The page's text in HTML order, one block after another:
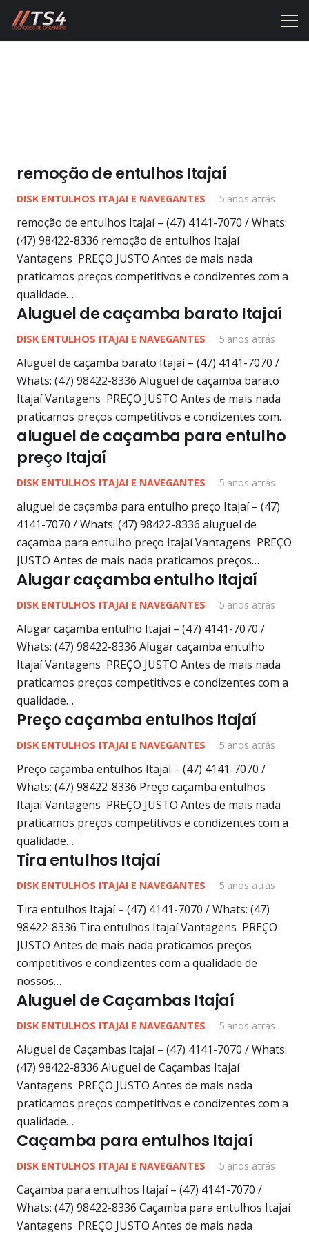
remoção de entulhos Itajaí
DISK ENTULHOS ITAJAI E NAVEGANTES 5 anos atrás
remoção de entulhos Itajaí – (47) 4141-7070 / Whats:
(47) 98422-8336 remoção de entulhos Itajaí
Vantagens PREÇO JUSTO Antes de mais nada
praticamos preços competitivos e condizentes com a
qualidade…
Aluguel de caçamba barato Itajaí
DISK ENTULHOS ITAJAI E NAVEGANTES 5 anos atrás
Aluguel de caçamba barato Itajaí – (47) 4141-7070 /
Whats: (47) 98422-8336 Aluguel de caçamba barato
Itajaí Vantagens PREÇO JUSTO Antes de mais nada
praticamos preços competitivos e condizentes com…
aluguel de caçamba para entulho
preço Itajaí
DISK ENTULHOS ITAJAI E NAVEGANTES 5 anos atrás
aluguel de caçamba para entulho preço Itajaí – (47)
4141-7070 / Whats: (47) 98422-8336 aluguel de
caçamba para entulho preço Itajaí Vantagens PREÇO
JUSTO Antes de mais nada praticamos preços…
Alugar caçamba entulho Itajaí
DISK ENTULHOS ITAJAI E NAVEGANTES 5 anos atrás
Alugar caçamba entulho Itajaí – (47) 4141-7070 /
Whats: (47) 98422-8336 Alugar caçamba entulho
Itajaí Vantagens PREÇO JUSTO Antes de mais nada
praticamos preços competitivos e condizentes com a
qualidade…
Preço caçamba entulhos Itajaí
DISK ENTULHOS ITAJAI E NAVEGANTES 5 anos atrás
Preço caçamba entulhos Itajaí – (47) 4141-7070 /
Whats: (47) 98422-8336 Preço caçamba entulhos
Itajaí Vantagens PREÇO JUSTO Antes de mais nada
praticamos preços competitivos e condizentes com a
qualidade…
Tira entulhos Itajaí
DISK ENTULHOS ITAJAI E NAVEGANTES 5 anos atrás
Tira entulhos Itajaí – (47) 4141-7070 / Whats: (47)
98422-8336 Tira entulhos Itajaí Vantagens PREÇO
JUSTO Antes de mais nada praticamos preços
competitivos e condizentes com a qualidade de
nossos…
Aluguel de Caçambas Itajaí
DISK ENTULHOS ITAJAI E NAVEGANTES 5 anos atrás
Aluguel de Caçambas Itajaí – (47) 4141-7070 / Whats:
(47) 98422-8336 Aluguel de Caçambas Itajaí
Vantagens PREÇO JUSTO Antes de mais nada
praticamos preços competitivos e condizentes com a
qualidade…
Caçamba para entulhos Itajaí
DISK ENTULHOS ITAJAI E NAVEGANTES 5 anos atrás
Caçamba para entulhos Itajaí – (47) 4141-7070 /
Whats: (47) 98422-8336 Caçamba para entulhos Itajaí
Vantagens PREÇO JUSTO Antes de mais nada